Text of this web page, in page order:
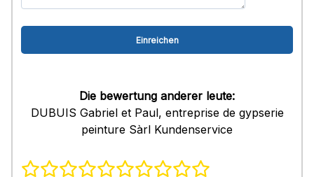
Die bewertung anderer leute:
DUBUIS Gabriel et Paul, entreprise de gypserie
peinture Sàrl Kundenservice